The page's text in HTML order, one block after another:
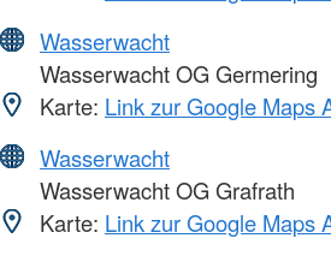
Wasserwacht
Wasserwacht OG Germering
Karte: Link zur Google Maps
Wasserwacht
Wasserwacht OG Grafrath
Karte: Link zur Google Maps